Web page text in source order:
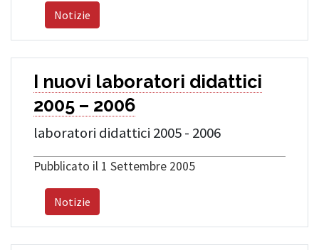
Notizie
I nuovi laboratori didattici
2005 – 2006
laboratori didattici 2005 - 2006
Pubblicato il 1 Settembre 2005
Notizie